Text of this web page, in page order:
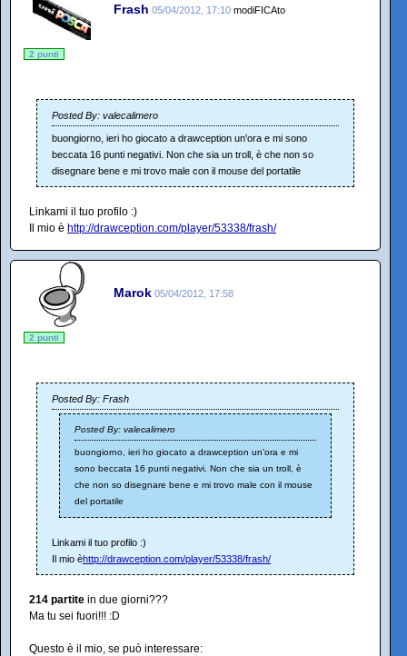
Frash 05/04/2012, 17:10 modiFICAto
2 punti
Posted By: valecalimero
buongiorno, ieri ho giocato a drawception un'ora e mi sono
beccata 16 punti negativi. Non che sia un troll, è che non so
disegnare bene e mi trovo male con il mouse del portatile
Linkami il tuo profilo :)
Il mio è http://drawception.com/player/53338/frash/
Marok 05/04/2012, 17:58
2 punti
Posted By: Frash
Posted By: valecalimero
buongiorno, ieri ho giocato a drawception un'ora e mi
sono beccata 16 punti negativi. Non che sia un troll, è
che non so disegnare bene e mi trovo male con il mouse
del portatile
Linkami il tuo profilo :)
Il mio èhttp://drawception.com/player/53338/frash/
214 partite in due giorni???
Ma tu sei fuori!!! :D
Questo è il mio, se può interessare: